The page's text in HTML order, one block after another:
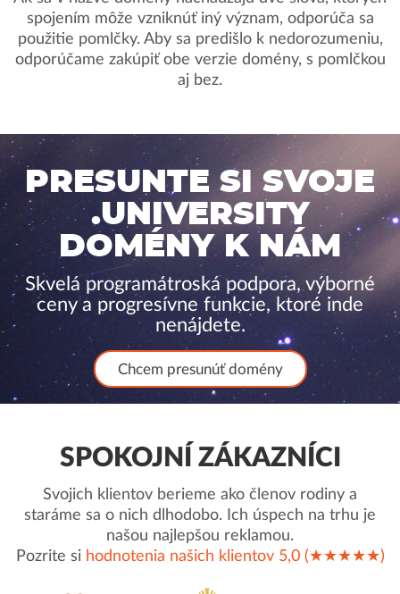
spojením môže vzniknúť iný význam, odporúča sa
použitie pomlčky. Aby sa predišlo k nedorozumeniu,
odporúčame zakúpiť obe verzie domény, s pomlčkou
aj bez.
PRESUNTE SI SVOJE
.UNIVERSITY
DOMÉNY K NÁM
Skvelá programátroská podpora, výborné
ceny a progresívne funkcie, ktoré inde
nenájdete.
Chcem presunúť domény
SPOKOJNÍ ZÁKAZNÍCI
Svojich klientov berieme ako členov rodiny a
staráme sa o nich dlhodobo. Ich úspech na trhu je
našou najlepšou reklamou.
Pozrite si hodnotenia našich klientov 5,0 (★★★★★)